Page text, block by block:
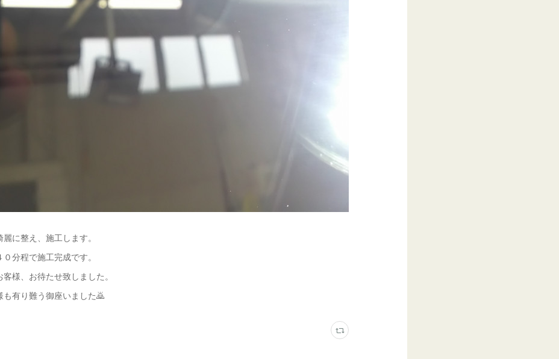
に整え、施工します。
分程で施工完成です。
様、お待たせ致しました。
も有り難う御座いました🙇